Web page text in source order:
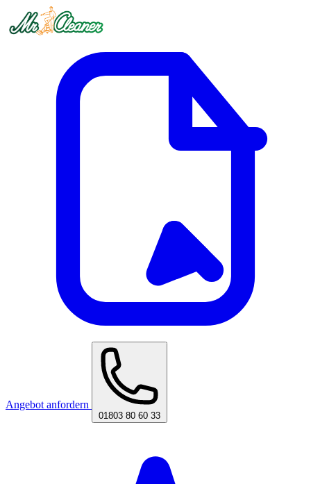
Angebot anfordern
01803 80 60 33